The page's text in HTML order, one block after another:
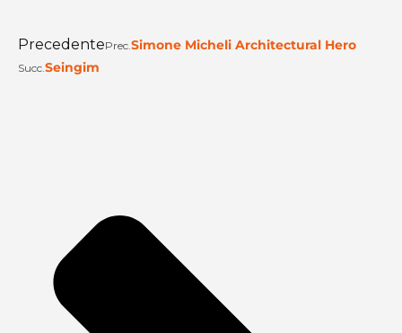
PrecedentePrec.Simone Micheli Architectural Hero
Succ.Seingim